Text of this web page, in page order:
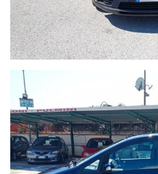
PARTENOPE SERVIZI VIA
IL COMPLESSO OFFRE VARI
BREVE TERMINE, OFFICINA
RENZO ED INOLTRE
BLOCK SHAFT, USAI, META